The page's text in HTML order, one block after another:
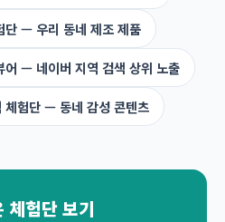
단 — 우리 동네 제조 제품
어 — 네이버 지역 검색 상위 노출
체험단 — 동네 감성 콘텐츠
체험단 보기